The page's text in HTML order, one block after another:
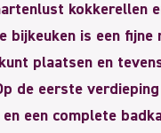
kokkerellen
bijkeuken is een
plaatsen en
de eerste
een complete